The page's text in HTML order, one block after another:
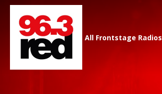
All Frontstage Radios